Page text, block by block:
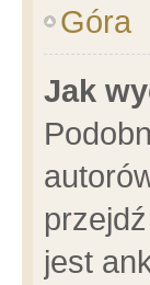
Góra
Jak
jest